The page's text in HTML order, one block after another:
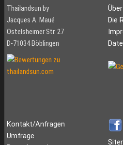
Thailandsun by
Jacques A. Maué
Ostelsheimer Str. 27
D-71034 Böblingen
Die
Kontakt/Anfragen
Umfrage